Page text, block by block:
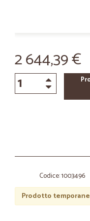
2 644,39 €
Codice: 1003496
Prodotto